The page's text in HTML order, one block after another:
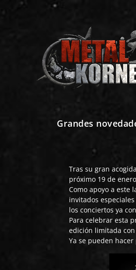
Grandes
Tras su gran
próximo 19 de
Como apoyo a este
invitados
los conciertos ya
Para celebrar esta
edición limitada
Ya se pueden